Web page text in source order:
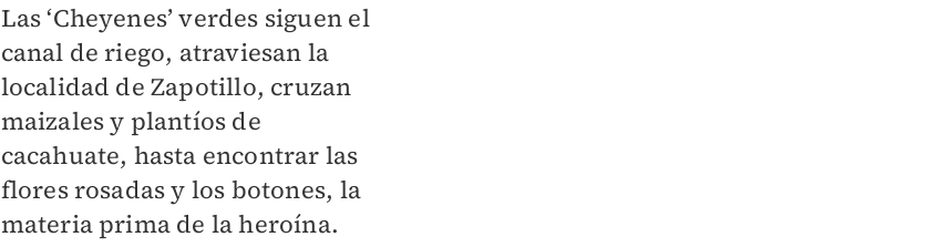
Las ‘Cheyenes’ verdes siguen el
canal de riego, atraviesan la
localidad de Zapotillo, cruzan
maizales y plantíos de
cacahuate, hasta encontrar las
flores rosadas y los botones, la
materia prima de la heroína.